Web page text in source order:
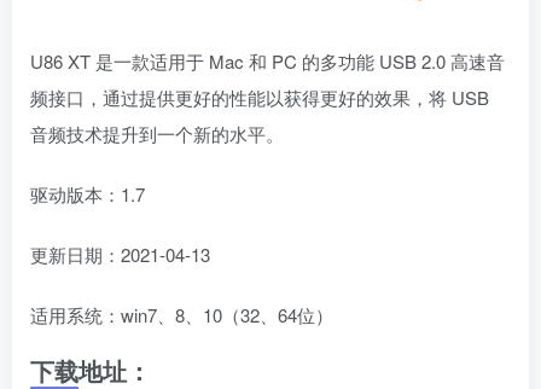
U86 XT 是一款适用于 Mac 和 PC 的多功能 USB 2.0 高速音
频接口，通过提供更好的性能以获得更好的效果，将 USB
音频技术提升到一个新的水平。
驱动版本：1.7
更新日期：2021-04-13
适用系统：win7、8、10（32、64位）
下载地址：